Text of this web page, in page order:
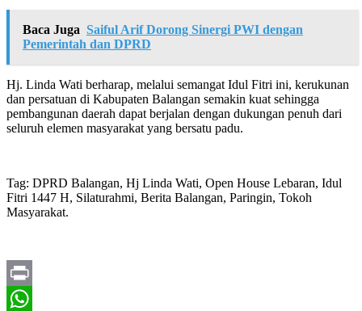
Baca Juga Saiful Arif Dorong Sinergi PWI dengan
Pemerintah dan DPRD
Hj. Linda Wati berharap, melalui semangat Idul Fitri ini, kerukunan
dan persatuan di Kabupaten Balangan semakin kuat sehingga
pembangunan daerah dapat berjalan dengan dukungan penuh dari
seluruh elemen masyarakat yang bersatu padu.
Tag: DPRD Balangan, Hj Linda Wati, Open House Lebaran, Idul
Fitri 1447 H, Silaturahmi, Berita Balangan, Paringin, Tokoh
Masyarakat.
Print